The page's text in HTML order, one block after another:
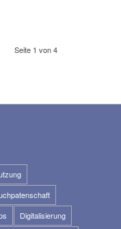
Seite 1 von 4
Digitalisierung